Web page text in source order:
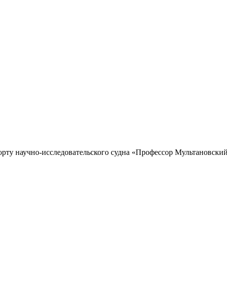
научно-исследовательского судна «Профессор